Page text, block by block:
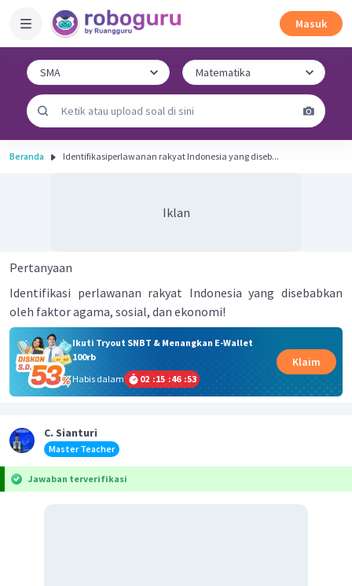
Masuk
Beranda Identifikasiperlawanan rakyat Indonesia yang diseb...
Iklan
Pertanyaan
Identifikasi perlawanan rakyat Indonesia yang disebabkan
oleh faktor agama, sosial, dan ekonomi!
Ikuti Tryout SNBT & Menangkan E-Wallet
100rb
Habis dalam
02 :15 :46 :52
Klaim
C. Sianturi
Master Teacher
Jawaban terverifikasi